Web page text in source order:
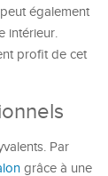
également
intérieur.
profit de cet
Par
grâce à une